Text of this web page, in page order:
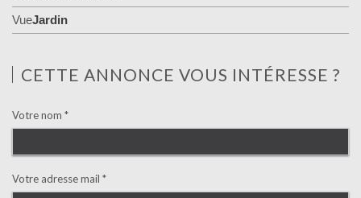
VueJardin
CETTE ANNONCE VOUS INTÉRESSE ?
Votre nom *
Votre adresse mail *